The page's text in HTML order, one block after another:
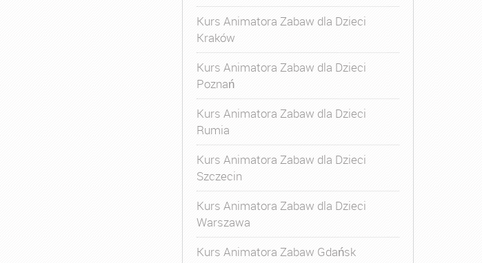
Kurs Animatora Zabaw dla Dzieci
Kraków
Kurs Animatora Zabaw dla Dzieci
Poznań
Kurs Animatora Zabaw dla Dzieci
Rumia
Kurs Animatora Zabaw dla Dzieci
Szczecin
Kurs Animatora Zabaw dla Dzieci
Warszawa
Kurs Animatora Zabaw Gdańsk